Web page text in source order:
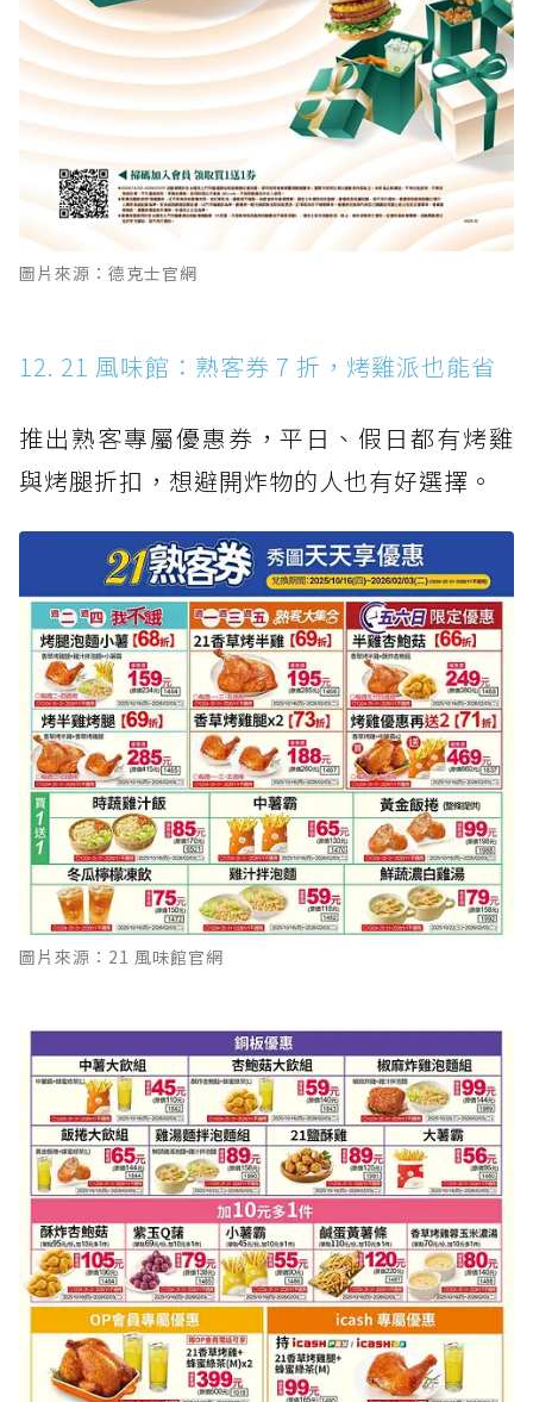
圖片來源：德克士官網
12. 21 風味館：熟客券 7 折，烤雞派也能省
推出熟客專屬優惠券，平日、假日都有烤雞
與烤腿折扣，想避開炸物的人也有好選擇。
圖片來源：21 風味館官網